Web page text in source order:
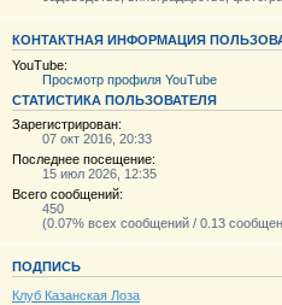
КОНТАКТНАЯ ИНФОРМАЦИЯ
YouTube:
Просмотр профиля YouTube
СТАТИСТИКА ПОЛЬЗОВАТЕЛЯ
Зарегистрирован:
07 окт 2016, 20:33
Последнее посещение:
15 июл 2026, 12:35
Всего сообщений:
450
(0.07% всех сообщений / 0.13
ПОДПИСЬ
Клуб Казанская Лоза